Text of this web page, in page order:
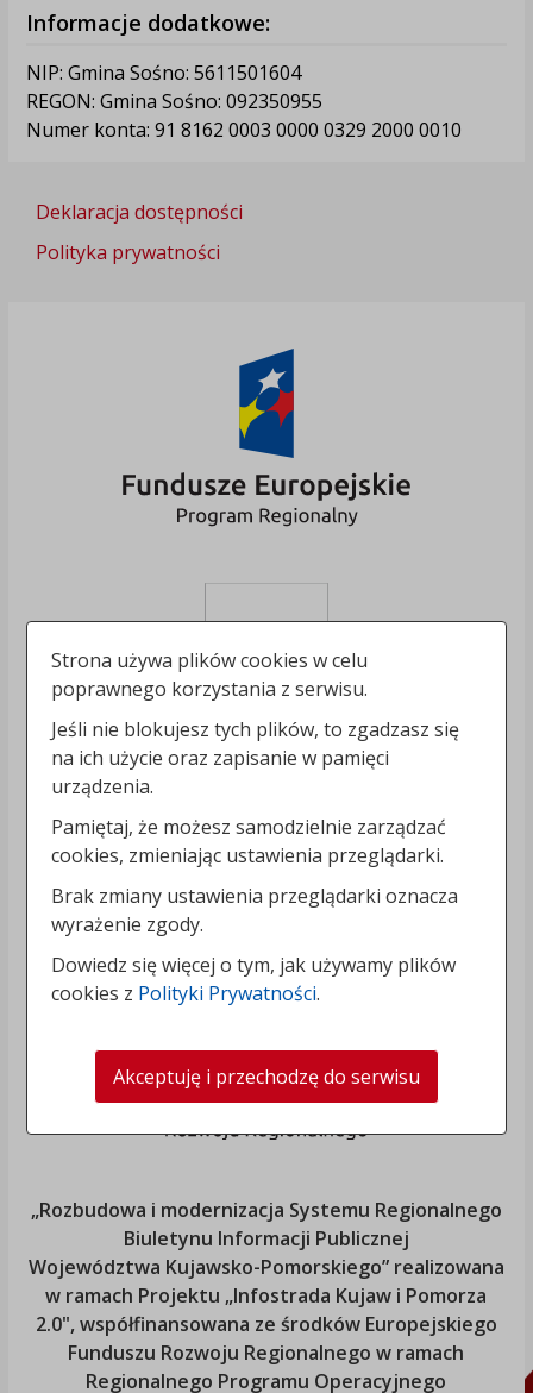
Informacje dodatkowe:
NIP: Gmina Sośno: 5611501604
REGON: Gmina Sośno: 092350955
Numer konta: 91 8162 0003 0000 0329 2000 0010
Deklaracja dostępności
Polityka prywatności
„Rozbudowa i modernizacja Systemu Regionalnego
Biuletynu Informacji Publicznej
Województwa Kujawsko-Pomorskiego” realizowana
w ramach Projektu „Infostrada Kujaw i Pomorza
2.0", współfinansowana ze środków Europejskiego
Funduszu Rozwoju Regionalnego w ramach
Regionalnego Programu Operacyjnego
Strona używa plików cookies w celu
poprawnego korzystania z serwisu.
Jeśli nie blokujesz tych plików, to zgadzasz się
na ich użycie oraz zapisanie w pamięci
urządzenia.
Pamiętaj, że możesz samodzielnie zarządzać
cookies, zmieniając ustawienia przeglądarki.
Brak zmiany ustawienia przeglądarki oznacza
wyrażenie zgody.
Dowiedz się więcej o tym, jak używamy plików
cookies z Polityki Prywatności.
Akceptuję i przechodzę do serwisu